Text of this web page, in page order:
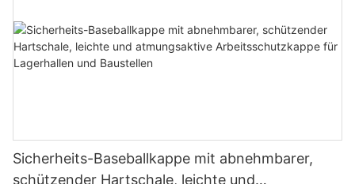
Sicherheits-Baseballkappe mit abnehmbarer,
schützender Hartschale, leichte und